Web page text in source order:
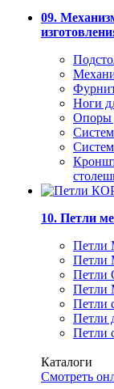
09.
Ноги
Опоры
10. Петли
Петли
Петли
Петли
Петли
Петли
Петли
Петли
Каталоги
Смотреть